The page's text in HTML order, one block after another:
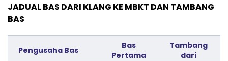
JADUAL BAS DARI KLANG KE MBKT DAN TAMBANG
BAS
Pengusaha Bas
Bas
Pertama
Tambang
dari